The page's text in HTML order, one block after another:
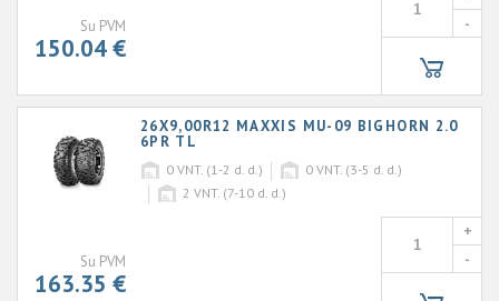
Su PVM
150.04 €
-
26X9,00R12 MAXXIS MU-09 BIGHORN 2.0
6PR TL
0 VNT. (1-2 d. d.) 0 VNT. (3-5 d. d.)
2 VNT. (7-10 d. d.)
Su PVM
163.35 €
+
-